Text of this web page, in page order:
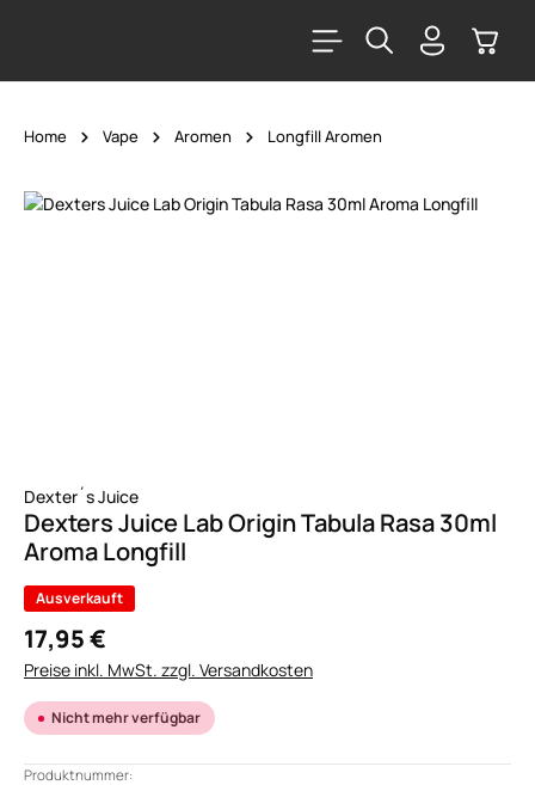
Home Vape Aromen Longfill Aromen
Bildergalerie überspringen
Dexter´s Juice
Dexters Juice Lab Origin Tabula Rasa 30ml
Aroma Longfill
Ausverkauft
17,95 €
Preise inkl. MwSt. zzgl. Versandkosten
Nicht mehr verfügbar
Produktnummer: